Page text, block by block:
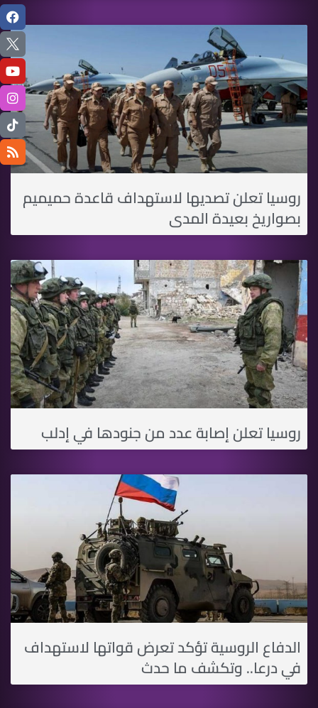
روسيا تعلن تصديها لاستهداف قاعدة حميميم
بصواريخ بعيدة المدى
روسيا تعلن إصابة عدد من جنودها في إدلب
الدفاع الروسية تؤكد تعرض قواتها لاستهداف
في درعا.. وتكشف ما حدث